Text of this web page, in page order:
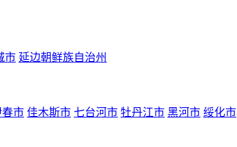
市 延边朝鲜族自治州
春市 佳木斯市 七台河市 牡丹江市 黑河市 绥化市